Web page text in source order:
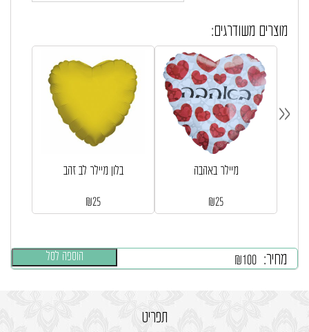
מחיר: ₪100 הוספה לסל
מוצרים משודרגים:
בלון מיילר לב זהב
₪25
מיילר באהבה
₪25
«
תפריט